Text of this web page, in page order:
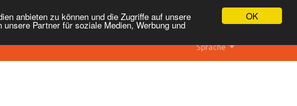
OK
anbieten zu können und die Zugriffe auf unsere
Partner für soziale Medien, Werbung und
Sprache